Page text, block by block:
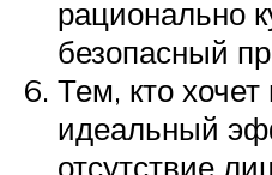
рационально
безопасный
Тем, кто хочет
идеальный
отсутствие